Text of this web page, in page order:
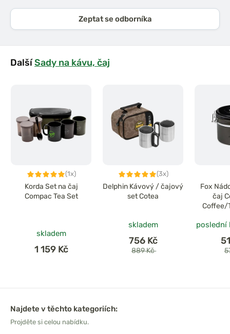
Zeptat se odborníka
DalšíSady na kávu, čaj
(1x)
Korda Set na čaj
Compac Tea Set
skladem
1 159 Kč
(3x)
Delphin Kávový / čajový
set Cotea
skladem
756 Kč
889 Kč
Fox
čaj
Coffee/
poslední
Najdete v těchto kategoriích:
Projděte si celou nabídku.